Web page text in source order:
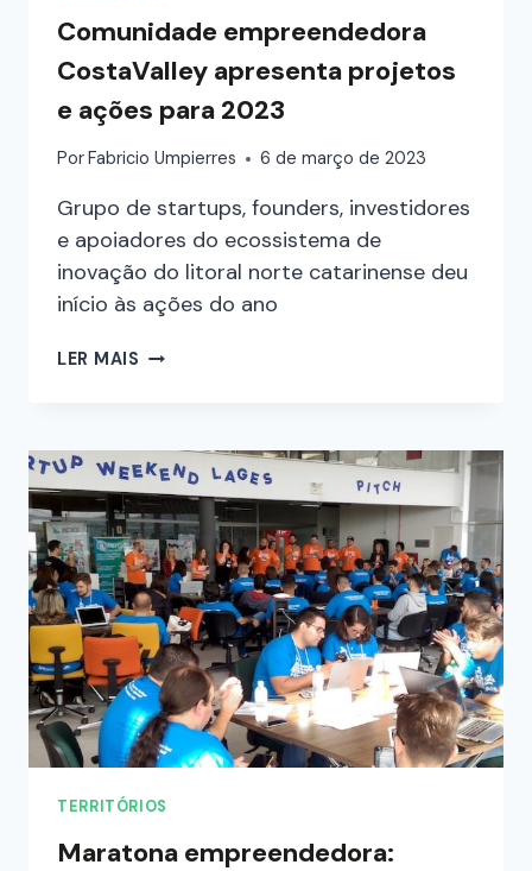
Comunidade empreendedora
CostaValley apresenta projetos
e ações para 2023
PorFabricio Umpierres 6 de março de 2023
Grupo de startups, founders, investidores
e apoiadores do ecossistema de
inovação do litoral norte catarinense deu
início às ações do ano
LER MAIS
TERRITÓRIOS
Maratona empreendedora: